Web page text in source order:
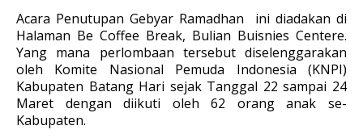
Acara Penutupan Gebyar Ramadhan ini diadakan di
Halaman Be Coffee Break, Bulian Buisnies Centere.
Yang mana perlombaan tersebut diselenggarakan
oleh Komite Nasional Pemuda Indonesia (KNPI)
Kabupaten Batang Hari sejak Tanggal 22 sampai 24
Maret dengan diikuti oleh 62 orang anak se-
Kabupaten.